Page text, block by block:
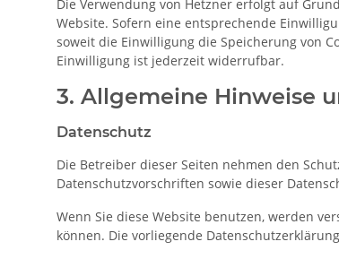
Die Verwendung von Hetzner erfolgt auf
Website. Sofern eine entsprechende
soweit die Einwilligung die Speicherung von
Einwilligung ist jederzeit widerrufbar.
3. Allgemeine Hinweise
Datenschutz
Die Betreiber dieser Seiten nehmen den
Datenschutzvorschriften sowie dieser
Wenn Sie diese Website benutzen, werden
können. Die vorliegende